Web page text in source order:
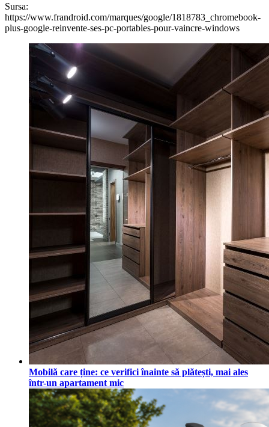
Sursa:
https://www.frandroid.com/marques/google/1818783_chromebook-
plus-google-reinvente-ses-pc-portables-pour-vaincre-windows
Mobilă care ține: ce verifici înainte să plătești, mai ales
într-un apartament mic